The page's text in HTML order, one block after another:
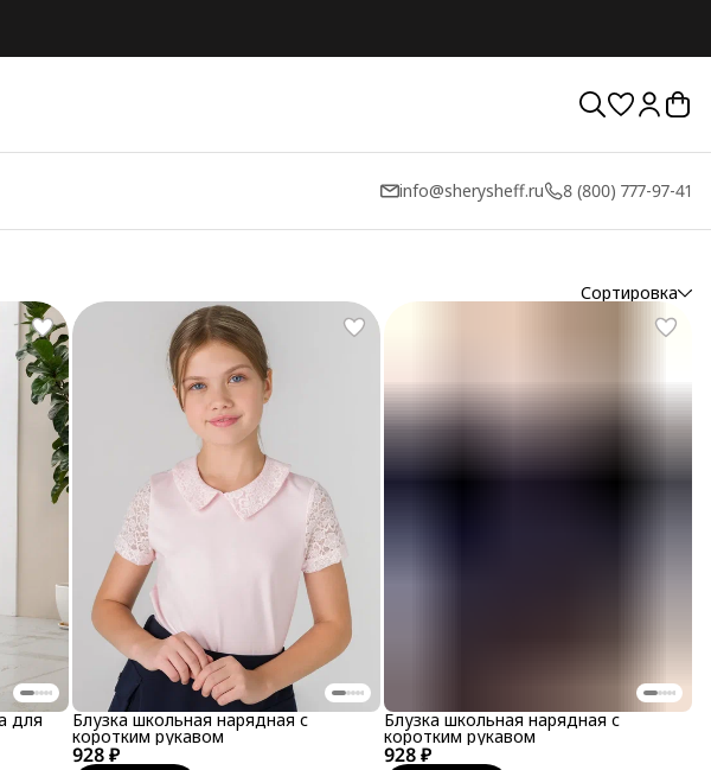
info@sherysheff.ru 8 (800) 777-97-41
Сортировка
для
928 ₽
Блузка школьная нарядная с
коротким рукавом
928 ₽
Блузка школьная нарядная с
коротким рукавом